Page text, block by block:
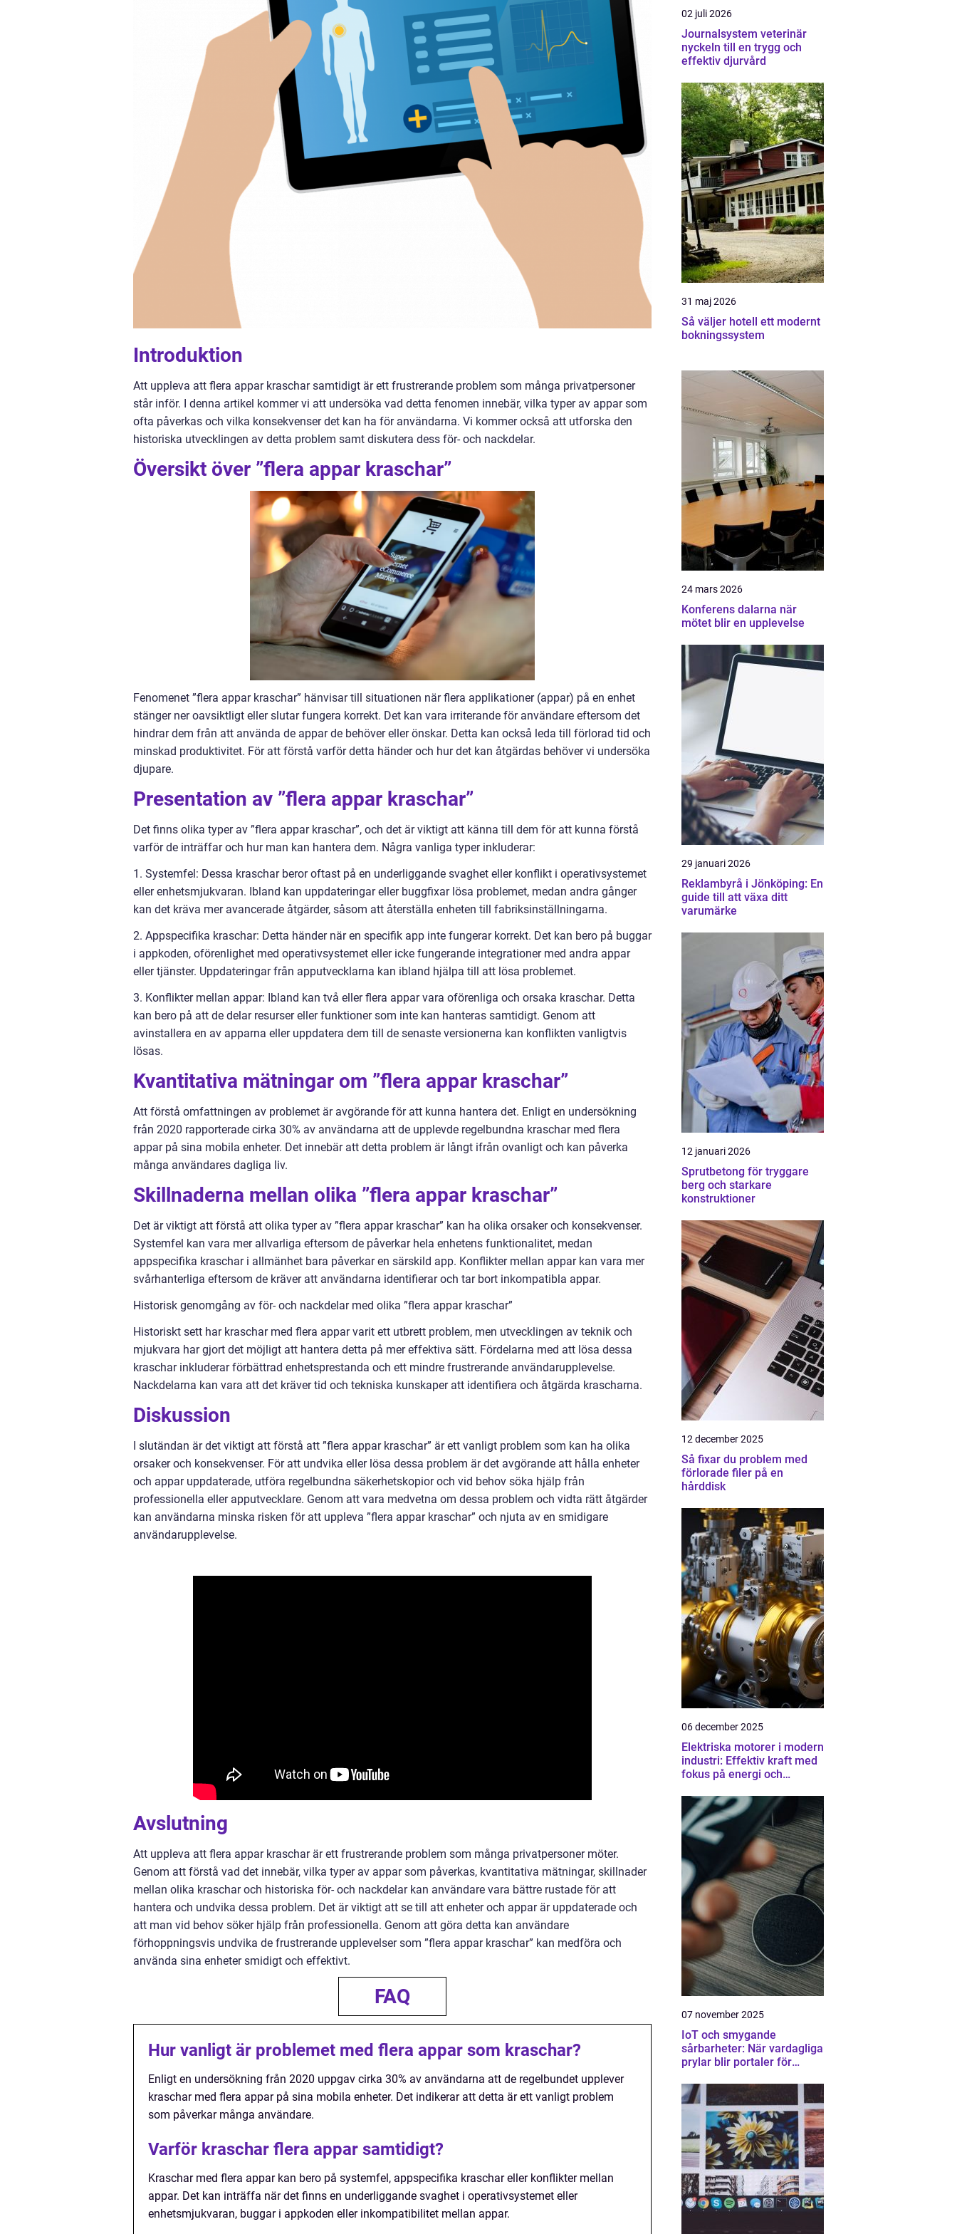
Introduktion
Att uppleva att flera appar kraschar samtidigt är ett frustrerande problem som många privatpersoner
står inför. I denna artikel kommer vi att undersöka vad detta fenomen innebär, vilka typer av appar som
ofta påverkas och vilka konsekvenser det kan ha för användarna. Vi kommer också att utforska den
historiska utvecklingen av detta problem samt diskutera dess för- och nackdelar.
Översikt över ”flera appar kraschar”
Fenomenet ”flera appar kraschar” hänvisar till situationen när flera applikationer (appar) på en enhet
stänger ner oavsiktligt eller slutar fungera korrekt. Det kan vara irriterande för användare eftersom det
hindrar dem från att använda de appar de behöver eller önskar. Detta kan också leda till förlorad tid och
minskad produktivitet. För att förstå varför detta händer och hur det kan åtgärdas behöver vi undersöka
djupare.
Presentation av ”flera appar kraschar”
Det finns olika typer av ”flera appar kraschar”, och det är viktigt att känna till dem för att kunna förstå
varför de inträffar och hur man kan hantera dem. Några vanliga typer inkluderar:
1. Systemfel: Dessa kraschar beror oftast på en underliggande svaghet eller konflikt i operativsystemet
eller enhetsmjukvaran. Ibland kan uppdateringar eller buggfixar lösa problemet, medan andra gånger
kan det kräva mer avancerade åtgärder, såsom att återställa enheten till fabriksinställningarna.
2. Appspecifika kraschar: Detta händer när en specifik app inte fungerar korrekt. Det kan bero på buggar
i appkoden, oförenlighet med operativsystemet eller icke fungerande integrationer med andra appar
eller tjänster. Uppdateringar från apputvecklarna kan ibland hjälpa till att lösa problemet.
3. Konflikter mellan appar: Ibland kan två eller flera appar vara oförenliga och orsaka kraschar. Detta
kan bero på att de delar resurser eller funktioner som inte kan hanteras samtidigt. Genom att
avinstallera en av apparna eller uppdatera dem till de senaste versionerna kan konflikten vanligtvis
lösas.
Kvantitativa mätningar om ”flera appar kraschar”
Att förstå omfattningen av problemet är avgörande för att kunna hantera det. Enligt en undersökning
från 2020 rapporterade cirka 30% av användarna att de upplevde regelbundna kraschar med flera
appar på sina mobila enheter. Det innebär att detta problem är långt ifrån ovanligt och kan påverka
många användares dagliga liv.
Skillnaderna mellan olika ”flera appar kraschar”
Det är viktigt att förstå att olika typer av ”flera appar kraschar” kan ha olika orsaker och konsekvenser.
Systemfel kan vara mer allvarliga eftersom de påverkar hela enhetens funktionalitet, medan
appspecifika kraschar i allmänhet bara påverkar en särskild app. Konflikter mellan appar kan vara mer
svårhanterliga eftersom de kräver att användarna identifierar och tar bort inkompatibla appar.
Historisk genomgång av för- och nackdelar med olika ”flera appar kraschar”
Historiskt sett har kraschar med flera appar varit ett utbrett problem, men utvecklingen av teknik och
mjukvara har gjort det möjligt att hantera detta på mer effektiva sätt. Fördelarna med att lösa dessa
kraschar inkluderar förbättrad enhetsprestanda och ett mindre frustrerande användarupplevelse.
Nackdelarna kan vara att det kräver tid och tekniska kunskaper att identifiera och åtgärda krascharna.
Diskussion
I slutändan är det viktigt att förstå att ”flera appar kraschar” är ett vanligt problem som kan ha olika
orsaker och konsekvenser. För att undvika eller lösa dessa problem är det avgörande att hålla enheter
och appar uppdaterade, utföra regelbundna säkerhetskopior och vid behov söka hjälp från
professionella eller apputvecklare. Genom att vara medvetna om dessa problem och vidta rätt åtgärder
kan användarna minska risken för att uppleva ”flera appar kraschar” och njuta av en smidigare
användarupplevelse.
Avslutning
Att uppleva att flera appar kraschar är ett frustrerande problem som många privatpersoner möter.
Genom att förstå vad det innebär, vilka typer av appar som påverkas, kvantitativa mätningar, skillnader
mellan olika kraschar och historiska för- och nackdelar kan användare vara bättre rustade för att
hantera och undvika dessa problem. Det är viktigt att se till att enheter och appar är uppdaterade och
att man vid behov söker hjälp från professionella. Genom att göra detta kan användare
förhoppningsvis undvika de frustrerande upplevelser som ”flera appar kraschar” kan medföra och
använda sina enheter smidigt och effektivt.
FAQ
Hur vanligt är problemet med flera appar som kraschar?
Enligt en undersökning från 2020 uppgav cirka 30% av användarna att de regelbundet upplever
kraschar med flera appar på sina mobila enheter. Det indikerar att detta är ett vanligt problem
som påverkar många användare.
Varför kraschar flera appar samtidigt?
Kraschar med flera appar kan bero på systemfel, appspecifika kraschar eller konflikter mellan
appar. Det kan inträffa när det finns en underliggande svaghet i operativsystemet eller
enhetsmjukvaran, buggar i appkoden eller inkompatibilitet mellan appar.
02 juli 2026
Journalsystem veterinär
nyckeln till en trygg och
effektiv djurvård
31 maj 2026
Så väljer hotell ett modernt
bokningssystem
24 mars 2026
Konferens dalarna när
mötet blir en upplevelse
29 januari 2026
Reklambyrå i Jönköping: En
guide till att växa ditt
varumärke
12 januari 2026
Sprutbetong för tryggare
berg och starkare
konstruktioner
12 december 2025
Så fixar du problem med
förlorade filer på en
hårddisk
06 december 2025
Elektriska motorer i modern
industri: Effektiv kraft med
fokus på energi och
07 november 2025
IoT och smygande
sårbarheter: När vardagliga
prylar blir portaler för